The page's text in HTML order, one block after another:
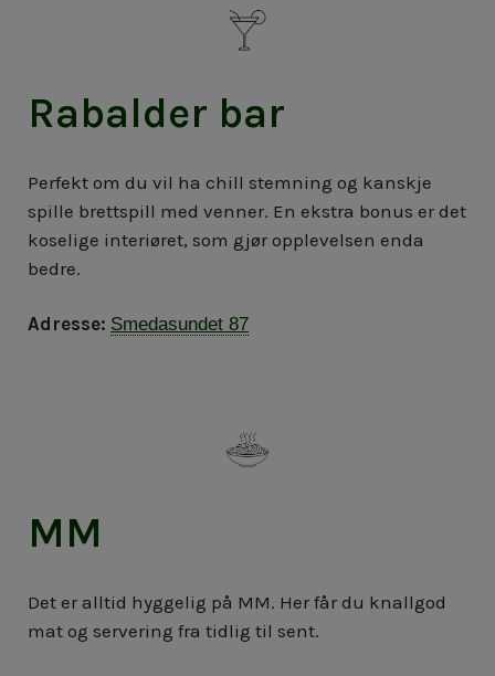
Rabalder bar
Perfekt om du vil ha chill stemning og kanskje
spille brettspill med venner. En ekstra bonus er det
koselige interiøret, som gjør opplevelsen enda
bedre.
Adresse: Smedasundet 87
MM
Det er alltid hyggelig på MM. Her får du knallgod
mat og servering fra tidlig til sent.